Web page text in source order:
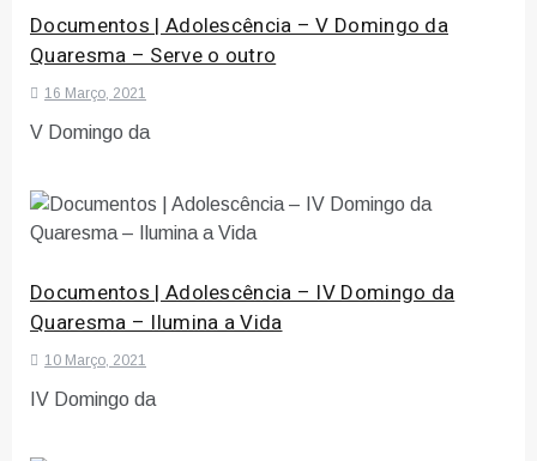
Documentos | Adolescência – V Domingo da
Quaresma – Serve o outro
16 Março, 2021
V Domingo da
Documentos | Adolescência – IV Domingo da
Quaresma – Ilumina a Vida
10 Março, 2021
IV Domingo da